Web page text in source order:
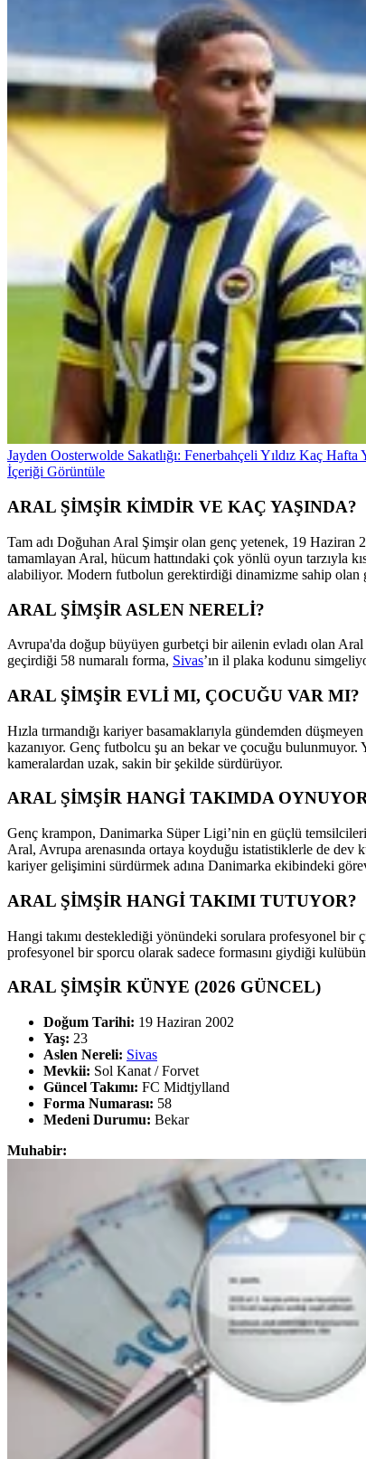
Jayden Oosterwolde Sakatlığı: Fenerbahçeli Yıldız Kaç
İçeriği Görüntüle
ARAL ŞİMŞİR KİMDİR VE KAÇ YAŞINDA?
Tam adı Doğuhan Aral Şimşir olan genç yetenek, 19 Haziran
tamamlayan Aral, hücum hattındaki çok yönlü oyun tarzıyla
alabiliyor. Modern futbolun gerektirdiği dinamizme sahip olan
ARAL ŞİMŞİR ASLEN NERELİ?
Avrupa'da doğup büyüyen gurbetçi bir ailenin evladı olan Aral
geçirdiği 58 numaralı forma, Sivas’ın il plaka kodunu
ARAL ŞİMŞİR EVLİ MI, ÇOCUĞU VAR MI?
Hızla tırmandığı kariyer basamaklarıyla gündemden
kazanıyor. Genç futbolcu şu an bekar ve çocuğu bulunmuyor.
kameralardan uzak, sakin bir şekilde sürdürüyor.
ARAL ŞİMŞİR HANGİ TAKIMDA
Genç krampon, Danimarka Süper Ligi’nin en güçlü
Aral, Avrupa arenasında ortaya koyduğu istatistiklerle de dev
kariyer gelişimini sürdürmek adına Danimarka ekibindeki
ARAL ŞİMŞİR HANGİ TAKIMI TUTUYOR?
Hangi takımı desteklediği yönündeki sorulara profesyonel bir
profesyonel bir sporcu olarak sadece formasını giydiği
ARAL ŞİMŞİR KÜNYE (2026 GÜNCEL)
Doğum Tarihi: 19 Haziran 2002
Yaş: 23
Aslen Nereli: Sivas
Mevkii: Sol Kanat / Forvet
Güncel Takımı: FC Midtjylland
Forma Numarası: 58
Medeni Durumu: Bekar
Muhabir: